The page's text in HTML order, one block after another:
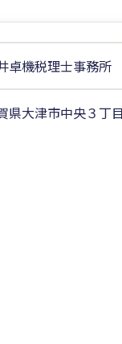
卓機税理士事務所
県大津市中央３丁